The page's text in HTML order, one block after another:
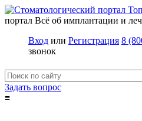
портал Всё об имплантации и
Вход или Регистрация 8
звонок
Задать вопрос
≡